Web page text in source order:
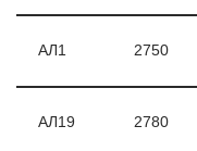
АЛ1 2750
АЛ19 2780